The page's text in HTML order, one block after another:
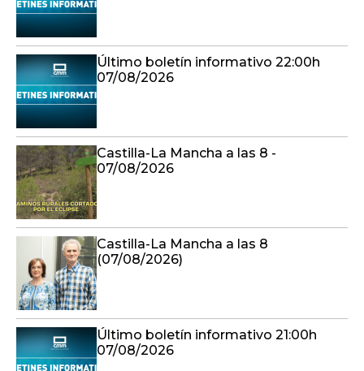
Último boletín informativo 22:00h
07/08/2026
Castilla-La Mancha a las 8 -
07/08/2026
Castilla-La Mancha a las 8
(07/08/2026)
Último boletín informativo 21:00h
07/08/2026